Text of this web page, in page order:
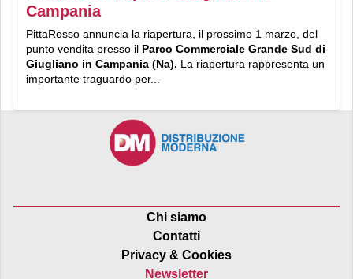
Campania
PittaRosso annuncia la riapertura, il prossimo 1 marzo, del
punto vendita presso il Parco Commerciale Grande Sud di
Giugliano in Campania (Na). La riapertura rappresenta un
importante traguardo per...
Chi siamo
Contatti
Privacy & Cookies
Newsletter